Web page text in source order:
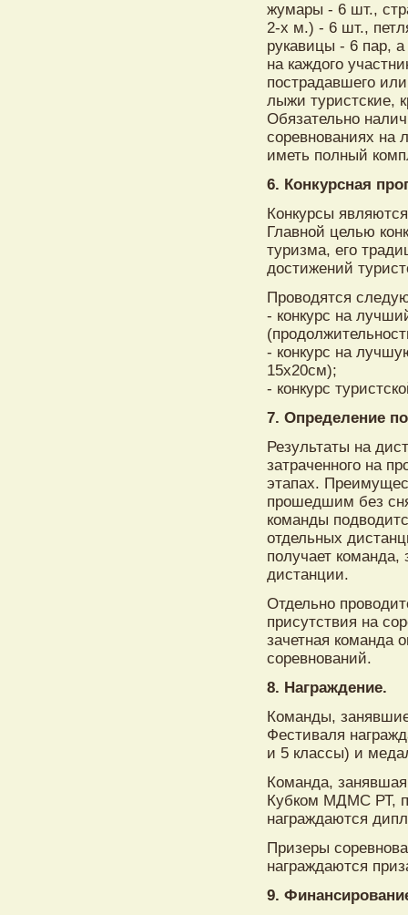
жумары - 6 шт.,
2-х м.) - 6 шт.,
рукавицы - 6 пар,
на каждого
пострадавшего
лыжи туристские,
Обязательно
соревнованиях на
иметь полный
6. Конкурсная
Конкурсы
Главной целью
туризма, его
достижений
Проводятся
- конкурс на
- конкурс на
15х20см);
- конкурс
7. Определение
Результаты на
затраченного на
этапах.
прошедшим без
команды
отдельных
получает
дистанции.
Отдельно
присутствия на
зачетная команда
соревнований.
8. Награждение.
Команды,
Фестиваля
и 5 классы) и
Команда,
Кубком МДМС РТ,
награждаются
Призеры
награждаются
9.